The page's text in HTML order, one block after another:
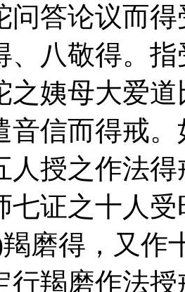
问答论议而
、八敬得。
之姨母大爱
音信而得戒
人授之作法
七证之十人
磨得，又作
行羯磨作法